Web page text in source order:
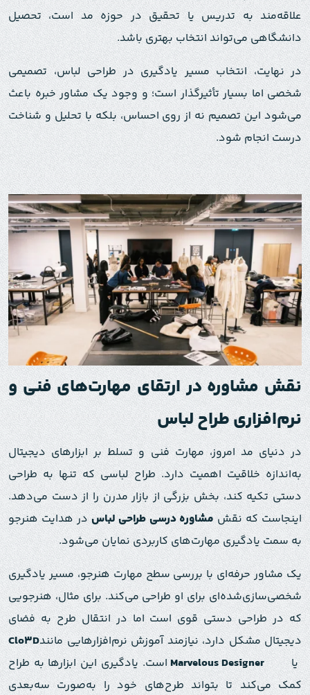
علاقه‌مند به تدریس یا تحقیق در حوزه مد است، تحصیل
دانشگاهی می‌تواند انتخاب بهتری باشد.
در نهایت، انتخاب مسیر یادگیری در طراحی لباس، تصمیمی
شخصی اما بسیار تأثیرگذار است؛ و وجود یک مشاور خبره باعث
می‌شود این تصمیم نه از روی احساس، بلکه با تحلیل و شناخت
درست انجام شود.
نقش مشاوره در ارتقای مهارت‌های فنی و
نرم‌افزاری طراح لباس
در دنیای مد امروز، مهارت فنی و تسلط بر ابزارهای دیجیتال
به‌اندازه خلاقیت اهمیت دارد. طراح لباسی که تنها به طراحی
دستی تکیه کند، بخش بزرگی از بازار مدرن را از دست می‌دهد.
اینجاست که نقشمشاوره درسی طراحی لباسدر هدایت هنرجو
به سمت یادگیری مهارت‌های کاربردی نمایان می‌شود.
یک مشاور حرفه‌ای با بررسی سطح مهارت هنرجو، مسیر یادگیری
شخصی‌سازی‌شده‌ای برای او طراحی می‌کند. برای مثال، هنرجویی
که در طراحی دستی قوی است اما در انتقال طرح به فضای
دیجیتال مشکل دارد، نیازمند آموزش نرم‌افزارهایی مانندClo3D
یاMarvelous Designerاست. یادگیری این ابزارها به طراح
کمک می‌کند تا بتواند طرح‌های خود را به‌صورت سه‌بعدی